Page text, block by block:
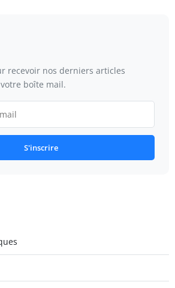
recevoir nos derniers articles
boîte mail.
S'inscrire